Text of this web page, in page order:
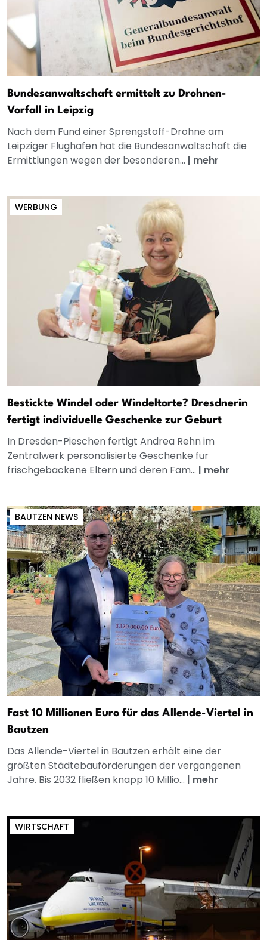
Bundesanwaltschaft ermittelt zu Drohnen-
Vorfall in Leipzig
Nach dem Fund einer Sprengstoff-Drohne am
Leipziger Flughafen hat die Bundesanwaltschaft die
Ermittlungen wegen der besonderen... | mehr
WERBUNG
Bestickte Windel oder Windeltorte? Dresdnerin
fertigt individuelle Geschenke zur Geburt
In Dresden-Pieschen fertigt Andrea Rehn im
Zentralwerk personalisierte Geschenke für
frischgebackene Eltern und deren Fam... | mehr
BAUTZEN NEWS
Fast 10 Millionen Euro für das Allende-Viertel in
Bautzen
Das Allende-Viertel in Bautzen erhält eine der
größten Städtebauförderungen der vergangenen
Jahre. Bis 2032 fließen knapp 10 Millio... | mehr
WIRTSCHAFT